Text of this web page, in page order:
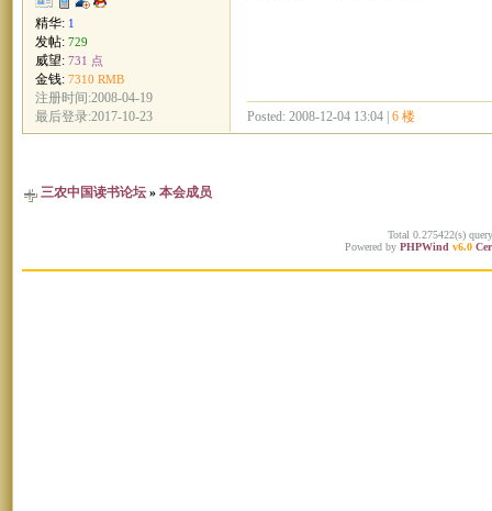
精华: 1
发帖: 729
威望: 731 点
金钱: 7310 RMB
注册时间:2008-04-19
最后登录:2017-10-23
Posted: 2008-12-04 13:04 | 6 楼
三农中国读书论坛 » 本会成员
Total 0.275422(s)
Powered by PHPWind v6.0